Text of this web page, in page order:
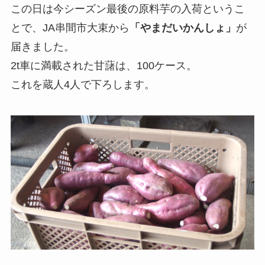
この日は今シーズン最後の原料芋の入荷というこ
とで、JA串間市大束から
「やまだいかんしょ」 が
届きました。
2t車に満載された甘藷は、100ケース。
これを蔵人4人で下ろします。